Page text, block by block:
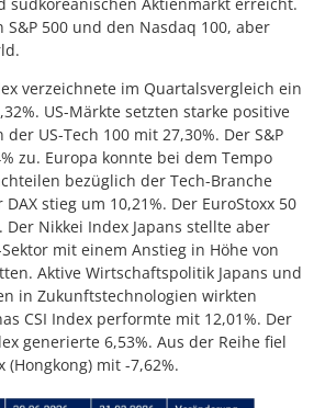
500 und den Nasdaq 100, aber
verzeichnete im Quartalsvergleich ein
US-Märkte setzten starke positive
US-Tech 100 mit 27,30%. Der S&P
zu. Europa konnte bei dem Tempo
bezüglich der Tech-Branche
stieg um 10,21%. Der EuroStoxx 50
Der Nikkei Index Japans stellte aber
mit einem Anstieg in Höhe von
Aktive Wirtschaftspolitik Japans und
in Zukunftstechnologien wirkten
CSI Index performte mit 12,01%. Der
generierte 6,53%. Aus der Reihe fiel
(Hongkong) mit -7,62%.